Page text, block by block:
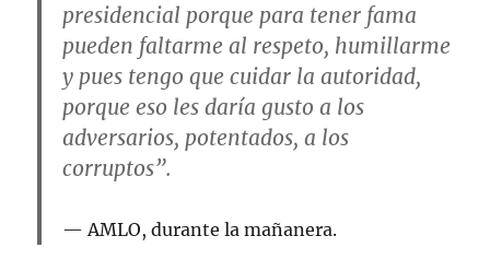
presidencial porque para tener fama
pueden faltarme al respeto, humillarme
y pues tengo que cuidar la autoridad,
porque eso les daría gusto a los
adversarios, potentados, a los
corruptos”.
AMLO, durante la mañanera.